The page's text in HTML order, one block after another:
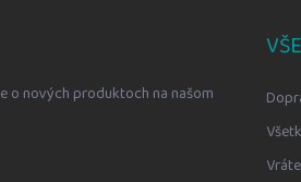
o nových produktoch na našom